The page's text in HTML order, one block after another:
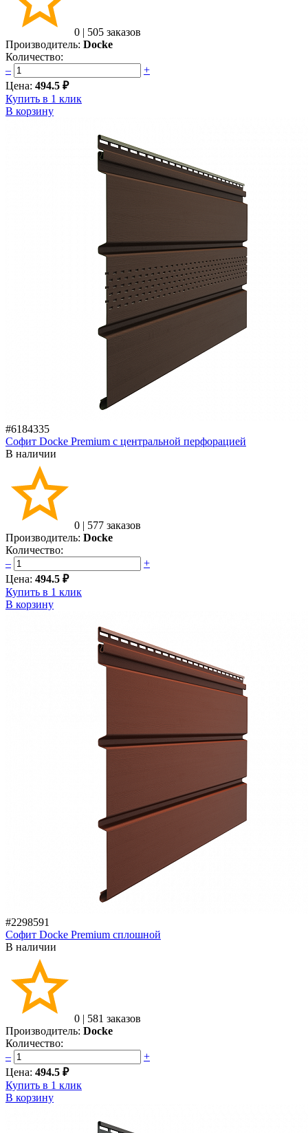
0 | 505 заказов
Производитель: Docke
Количество:
–
+
Цена: 494.5 ₽
Купить в 1 клик
В корзину
#6184335
Софит Docke Premium с центральной перфорацией
В наличии
0 | 577 заказов
Производитель: Docke
Количество:
–
+
Цена: 494.5 ₽
Купить в 1 клик
В корзину
#2298591
Софит Docke Premium сплошной
В наличии
0 | 581 заказов
Производитель: Docke
Количество:
–
+
Цена: 494.5 ₽
Купить в 1 клик
В корзину